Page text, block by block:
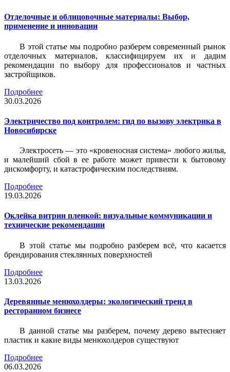
Отделочные и облицовочные материалы: Выбор,
применение и инновации
В этой статье мы подробно разберем современный рынок
отделочных материалов, классифицируем их и дадим
рекомендации по выбору для профессионалов и частных
застройщиков.
Подробнее
30.03.2026
Электричество под контролем: гид по вызову электрика в
Новосибирске
Электросеть — это «кровеносная система» любого жилья,
и малейший сбой в ее работе может привести к бытовому
дискомфорту, и катастрофическим последствиям.
Подробнее
19.03.2026
Оклейка витрин пленкой: визуальные коммуникации и
технические рекомендации
В этой статье мы подробно разберем всё, что касается
брендирования стеклянных поверхностей
Подробнее
13.03.2026
Деревянные менюхолдеры: экологический тренд в
ресторанном бизнесе
В данной статье мы разберем, почему дерево вытесняет
пластик и какие виды менюхолдеров существуют
Подробнее
06.03.2026